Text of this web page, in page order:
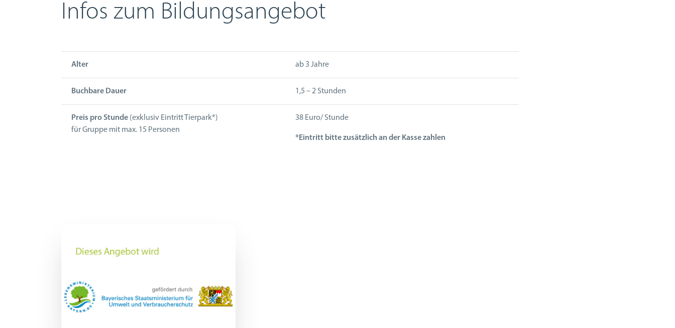
Infos zum Bildungsangebot
Alter ab 3 Jahre
Buchbare Dauer 1,5 – 2 Stunden
Preis pro Stunde (exklusiv Eintritt Tierpark*)
für Gruppe mit max. 15 Personen
38 Euro/ Stunde
*Eintritt bitte zusätzlich an der Kasse zahlen